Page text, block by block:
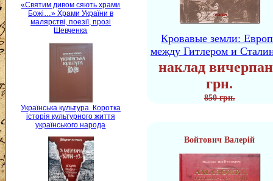
«Святим дивом сяють храми
Божі…» Храми України в
малярстві, поезії, прозі
Шевченка
Українська культура. Коротка
історія культурного життя
українського народа
Кровавые земли:
между Гитлером и
наклад
грн.
850 грн.
Войтович Валерій